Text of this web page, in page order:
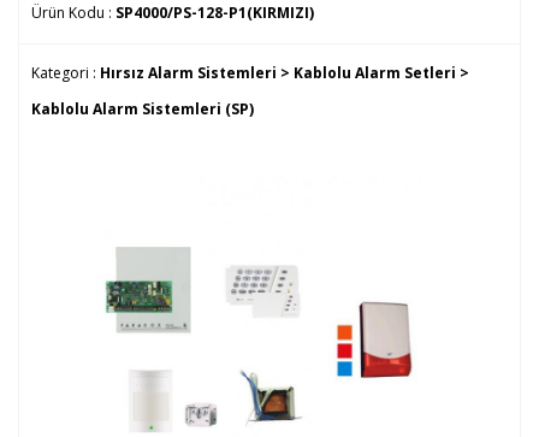
Ürün Kodu : SP4000/PS-128-P1(KIRMIZI)
Kategori : Hırsız Alarm Sistemleri > Kablolu Alarm Setleri >
Kablolu Alarm Sistemleri (SP)